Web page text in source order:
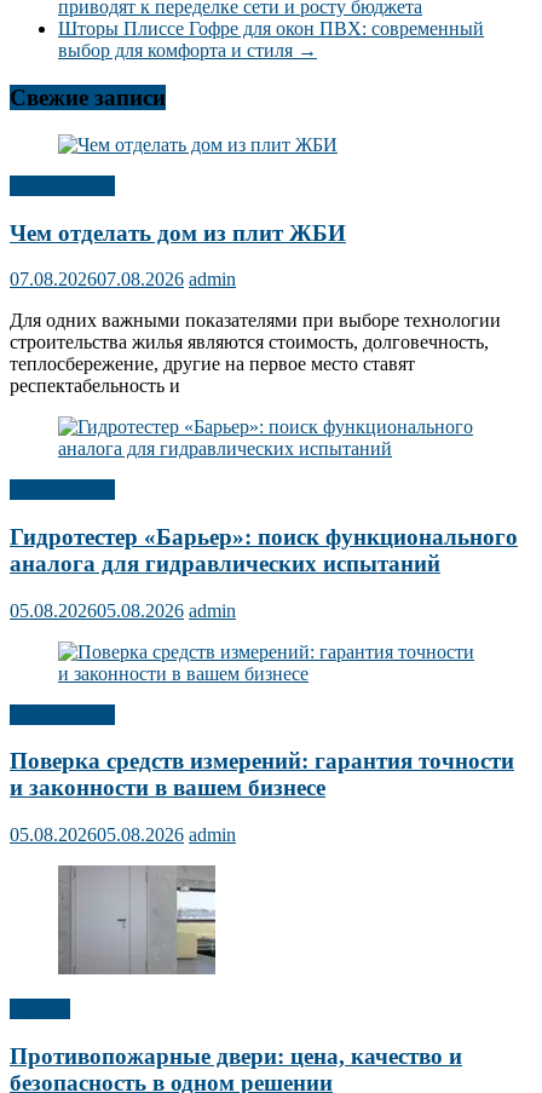
приводят к переделке сети и росту бюджета
Шторы Плиссе Гофре для окон ПВХ: современный
выбор для комфорта и стиля →
Свежие записи
Чем отделать дом из плит ЖБИ
07.08.202607.08.2026 admin
Для одних важными показателями при выборе технологии
строительства жилья являются стоимость, долговечность,
теплосбережение, другие на первое место ставят
респектабельность и
Гидротестер «Барьер»: поиск функционального
аналога для гидравлических испытаний
05.08.202605.08.2026 admin
Поверка средств измерений: гарантия точности
и законности в вашем бизнесе
05.08.202605.08.2026 admin
Противопожарные двери: цена, качество и
безопасность в одном решении